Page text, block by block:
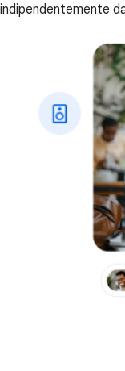
indipendentemente